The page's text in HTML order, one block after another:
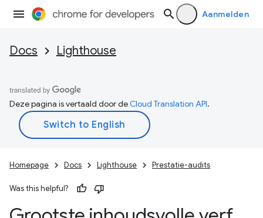
Aanmelden
Docs Lighthouse
Deze pagina is vertaald door deCloud Translation API.
Homepage Docs Lighthouse Prestatie-audits
Was this helpful?